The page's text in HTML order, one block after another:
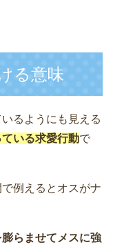
る意味
るようにも見える
いる求愛行動で
例えるとオスがナ
らませてメスに強